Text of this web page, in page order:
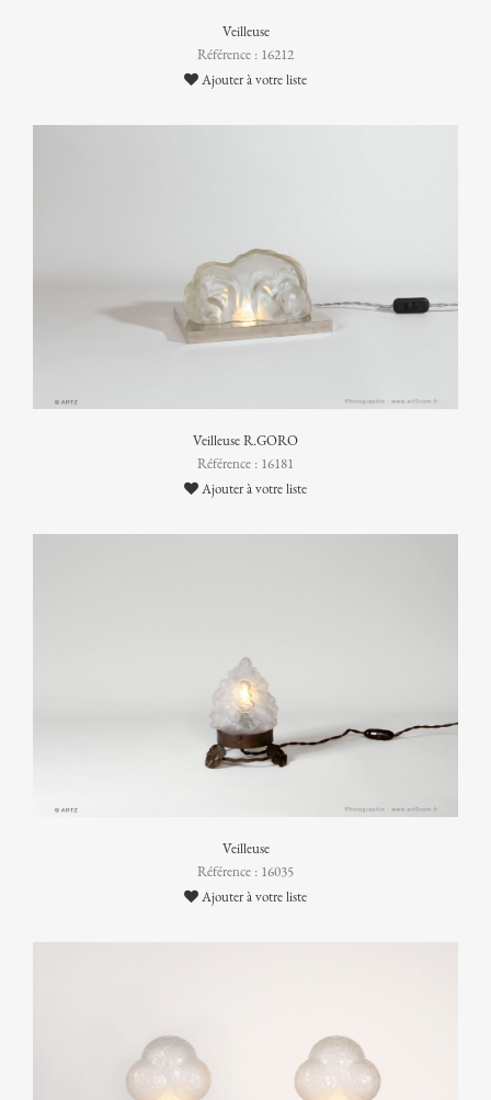
Veilleuse
Référence : 16212
Ajouter à votre liste
Veilleuse R.GORO
Référence : 16181
Ajouter à votre liste
Veilleuse
Référence : 16035
Ajouter à votre liste